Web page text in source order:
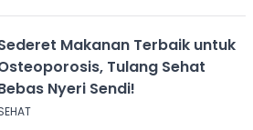
Makanan Terbaik untuk
Tulang Sehat
Nyeri Sendi!